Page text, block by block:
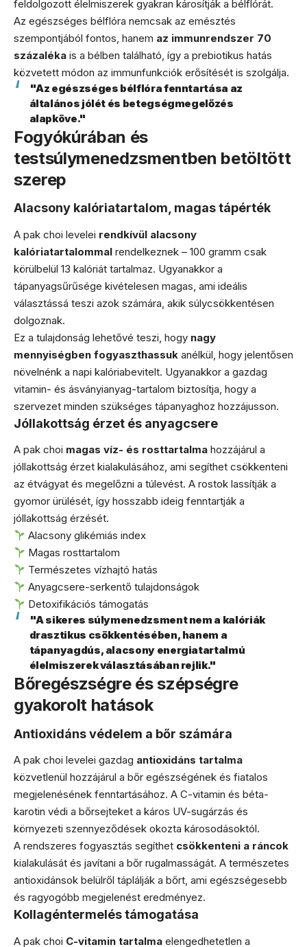
feldolgozott élelmiszerek gyakran károsítják a bélflórát.
Az egészséges bélflóra nemcsak az emésztés
szempontjából fontos, hanem az immunrendszer 70
százaléka is a bélben található, így a prebiotikus hatás
közvetett módon az immunfunkciók erősítését is szolgálja.
"Az egészséges bélflóra fenntartása az
általános jólét és betegségmegelőzés
alapköve."
Fogyókúrában és
testsúlymenedzsmentben betöltött
szerep
Alacsony kalóriatartalom, magas tápérték
A pak choi levelei rendkívül alacsony
kalóriatartalommal rendelkeznek – 100 gramm csak
körülbelül 13 kalóriát tartalmaz. Ugyanakkor a
tápanyagsűrűsége kivételesen magas, ami ideális
választássá teszi azok számára, akik súlycsökkentésen
dolgoznak.
Ez a tulajdonság lehetővé teszi, hogy nagy
mennyiségben fogyaszthassuk anélkül, hogy jelentősen
növelnénk a napi kalóriabevitelt. Ugyanakkor a gazdag
vitamin- és ásványianyag-tartalom biztosítja, hogy a
szervezet minden szükséges tápanyaghoz hozzájusson.
Jóllakottság érzet és anyagcsere
A pak choi magas víz- és rosttartalma hozzájárul a
jóllakottság érzet kialakulásához, ami segíthet csökkenteni
az étvágyat és megelőzni a túlevést. A rostok lassítják a
gyomor ürülését, így hosszabb ideig fenntartják a
jóllakottság érzését.
Alacsony glikémiás index
Magas rosttartalom
Természetes vízhajtó hatás
Anyagcsere-serkentő tulajdonságok
Detoxifikációs támogatás
"A sikeres súlymenedzsment nem a kalóriák
drasztikus csökkentésében, hanem a
tápanyagdús, alacsony energiatartalmú
élelmiszerek választásában rejlik."
Bőregészségre és szépségre
gyakorolt hatások
Antioxidáns védelem a bőr számára
A pak choi levelei gazdag antioxidáns tartalma
közvetlenül hozzájárul a bőr egészségének és fiatalos
megjelenésének fenntartásához. A C-vitamin és béta-
karotin védi a bőrsejteket a káros UV-sugárzás és
környezeti szennyeződések okozta károsodásoktól.
A rendszeres fogyasztás segíthet csökkenteni a ráncok
kialakulását és javítani a bőr rugalmasságát. A természetes
antioxidánsok belülről táplálják a bőrt, ami egészségesebb
és ragyogóbb megjelenést eredményez.
Kollagéntermelés támogatása
A pak choi C-vitamin tartalma elengedhetetlen a